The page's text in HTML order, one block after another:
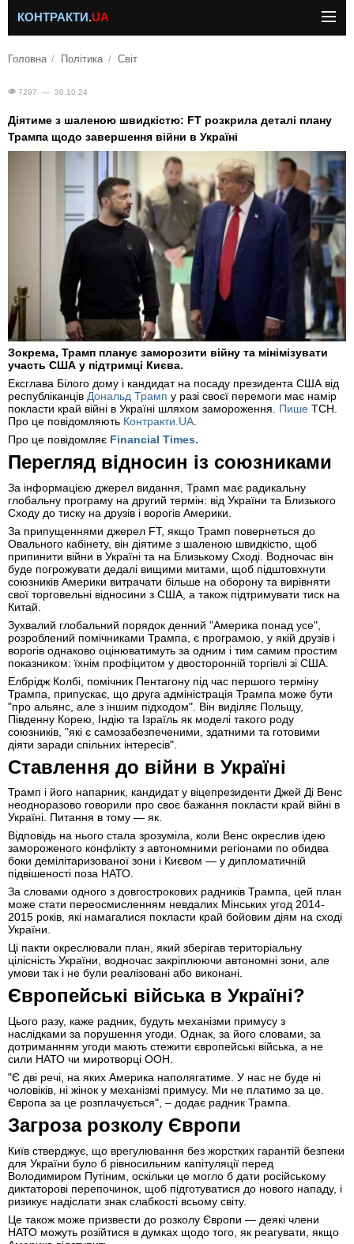
КОНТРАКТИ.UA
Головна Політика Світ
7297 — 30.10.24
Діятиме з шаленою швидкістю: FT розкрила деталі плану
Трампа щодо завершення війни в Україні
Зокрема, Трамп планує заморозити війну та мінімізувати
участь США у підтримці Києва.
Ексглава Білого дому і кандидат на посаду президента США від
республіканців Дональд Трамп у разі своєї перемоги має намір
покласти край війні в Україні шляхом замороження.
Пише ТСН.
Про це повідомляють Контракти.UA
Про це повідомляє Financial Times.
Перегляд відносин із союзниками
За інформацією джерел видання, Трамп має радикальну
глобальну програму на другий термін: від України та Близького
Сходу до тиску на друзів і ворогів Америки.
За припущеннями джерел FT, якщо Трамп повернеться до
Овального кабінету, він діятиме з шаленою швидкістю, щоб
припинити війни в Україні та на Близькому Сході. Водночас він
буде погрожувати дедалі вищими митами, щоб підштовхнути
союзників Америки витрачати більше на оборону та вирівняти
свої торговельні відносини з США, а також підтримувати тиск на
Китай.
Зухвалий глобальний порядок денний "Америка понад усе",
розроблений помічниками Трампа, є програмою, у якій друзів і
ворогів однаково оцінюватимуть за одним і тим самим простим
показником: їхнім профіцитом у двосторонній торгівлі зі США.
Елбрідж Колбі, помічник Пентагону під час першого терміну
Трампа, припускає, що друга адміністрація Трампа може бути
"про альянс, але з іншим підходом". Він виділяє Польщу,
Південну Корею, Індію та Ізраїль як моделі такого роду
союзників, "які є самозабезпеченими, здатними та готовими
діяти заради спільних інтересів".
Ставлення до війни в Україні
Трамп і його напарник, кандидат у віцепрезиденти Джей Ді Венс
неодноразово говорили про своє бажання покласти край війні в
Україні. Питання в тому — як.
Відповідь на нього стала зрозуміла, коли Венс окреслив ідею
замороженого конфлікту з автономними регіонами по обидва
боки демілітаризованої зони і Києвом — у дипломатичній
підвішеності поза НАТО.
За словами одного з довгострокових радників Трампа, цей план
може стати переосмисленням невдалих Мінських угод 2014-
2015 років, які намагалися покласти край бойовим діям на сході
України.
Ці пакти окреслювали план, який зберігав територіальну
цілісність України, водночас закріплюючи автономні зони, але
умови так і не були реалізовані або виконані.
Європейські війська в Україні?
Цього разу, каже радник, будуть механізми примусу з
наслідками за порушення угоди. Однак, за його словами, за
дотриманням угоди мають стежити європейські війська, а не
сили НАТО чи миротворці ООН.
"Є дві речі, на яких Америка наполягатиме. У нас не буде ні
чоловіків, ні жінок у механізмі примусу. Ми не платимо за це.
Європа за це розплачується", – додає радник Трампа.
Загроза розколу Європи
Київ стверджує, що врегулювання без жорстких гарантій безпеки
для України було б рівносильним капітуляції перед
Володимиром Путіним, оскільки це могло б дати російському
диктаторові перепочинок, щоб підготуватися до нового нападу, і
ризикує надіслати знак слабкості всьому світу.
Це також може призвести до розколу Європи — деякі члени
НАТО можуть розійтися в думках щодо того, як реагувати, якщо